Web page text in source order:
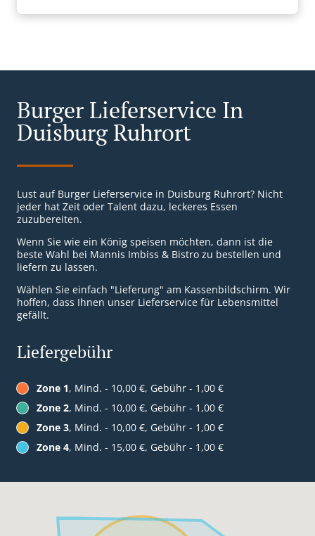
Burger Lieferservice In
Duisburg Ruhrort
Lust auf Burger Lieferservice in Duisburg Ruhrort? Nicht
jeder hat Zeit oder Talent dazu, leckeres Essen
zuzubereiten.
Wenn Sie wie ein König speisen möchten, dann ist die
beste Wahl bei Mannis Imbiss & Bistro zu bestellen und
liefern zu lassen.
Wählen Sie einfach "Lieferung" am Kassenbildschirm. Wir
hoffen, dass Ihnen unser Lieferservice für Lebensmittel
gefällt.
Liefergebühr
Zone 1, Mind. - 10,00 €, Gebühr - 1,00 €
Zone 2, Mind. - 10,00 €, Gebühr - 1,00 €
Zone 3, Mind. - 10,00 €, Gebühr - 1,00 €
Zone 4, Mind. - 15,00 €, Gebühr - 1,00 €